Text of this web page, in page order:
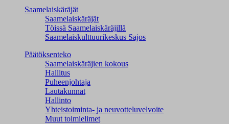
Saamelaiskäräjät
Saamelaiskäräjät
Töissä Saamelaiskäräjillä
Saamelaiskulttuuri­keskus Sajos
Päätöksenteko
Saamelaiskäräjien kokous
Hallitus
Puheenjohtaja
Lautakunnat
Hallinto
Yhteistoiminta- ja neuvotteluvelvoite
Muut toimielimet